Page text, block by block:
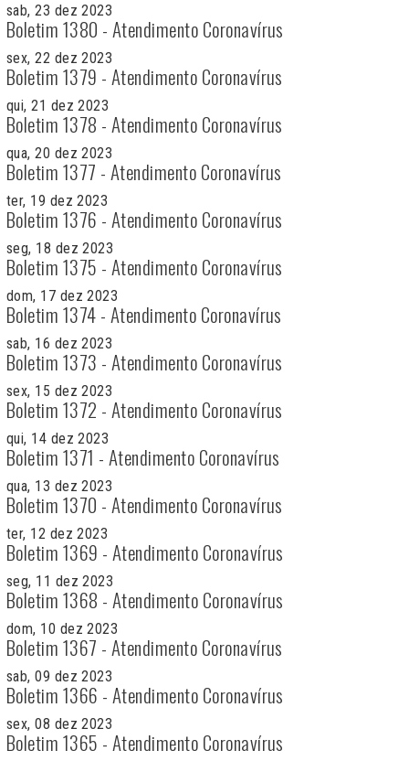
sab, 23 dez 2023
Boletim 1380 - Atendimento Coronavírus
sex, 22 dez 2023
Boletim 1379 - Atendimento Coronavírus
qui, 21 dez 2023
Boletim 1378 - Atendimento Coronavírus
qua, 20 dez 2023
Boletim 1377 - Atendimento Coronavírus
ter, 19 dez 2023
Boletim 1376 - Atendimento Coronavírus
seg, 18 dez 2023
Boletim 1375 - Atendimento Coronavírus
dom, 17 dez 2023
Boletim 1374 - Atendimento Coronavírus
sab, 16 dez 2023
Boletim 1373 - Atendimento Coronavírus
sex, 15 dez 2023
Boletim 1372 - Atendimento Coronavírus
qui, 14 dez 2023
Boletim 1371 - Atendimento Coronavírus
qua, 13 dez 2023
Boletim 1370 - Atendimento Coronavírus
ter, 12 dez 2023
Boletim 1369 - Atendimento Coronavírus
seg, 11 dez 2023
Boletim 1368 - Atendimento Coronavírus
dom, 10 dez 2023
Boletim 1367 - Atendimento Coronavírus
sab, 09 dez 2023
Boletim 1366 - Atendimento Coronavírus
sex, 08 dez 2023
Boletim 1365 - Atendimento Coronavírus